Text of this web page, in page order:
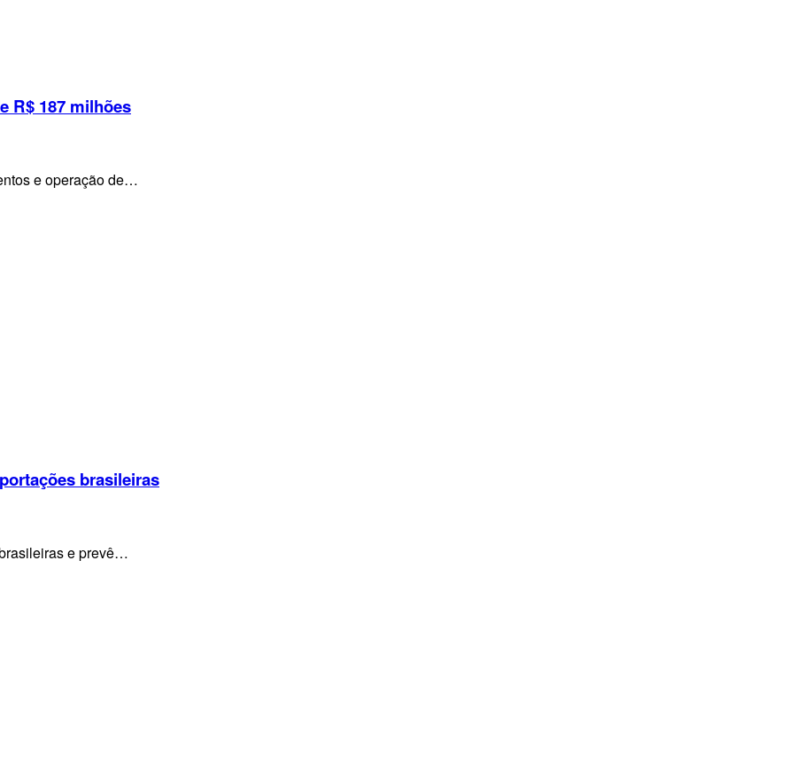
R$ 187 milhões
e operação de…
brasileiras
e prevê…